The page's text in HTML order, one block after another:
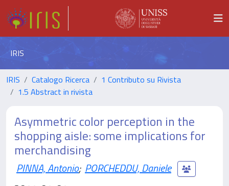
IRIS
IRIS Catalogo Ricerca
1 Contributo su Rivista
1.5 Abstract in rivista
Asymmetric color perception in the
shopping aisle: some implications for
merchandising
PINNA, Antonio; PORCHEDDU, Daniele